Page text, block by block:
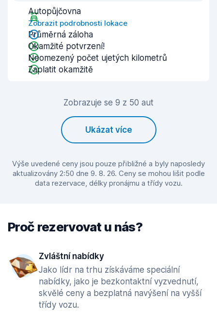
Autopůjčovna
Zobrazit podrobnosti lokace
Průměrná záloha
Okamžité potvrzení!
Neomezený počet ujetých kilometrů
Zaplatit okamžitě
Zobrazuje se 9 z 50 aut
Ukázat více
Výše uvedené ceny jsou pouze přibližné a byly naposledy
aktualizovány 2:50 dne 9. 8. 26. Ceny se mohou lišit podle
data rezervace, délky pronájmu a třídy vozu.
Proč rezervovat u nás?
Zvláštní nabídky
Jako lídr na trhu získáváme speciální
nabídky, jako je bezkontaktní vyzvednutí,
skvělé ceny a bezplatná navýšení na vyšší
třídy vozu.